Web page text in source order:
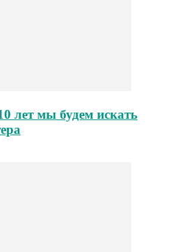
лет мы будем искать